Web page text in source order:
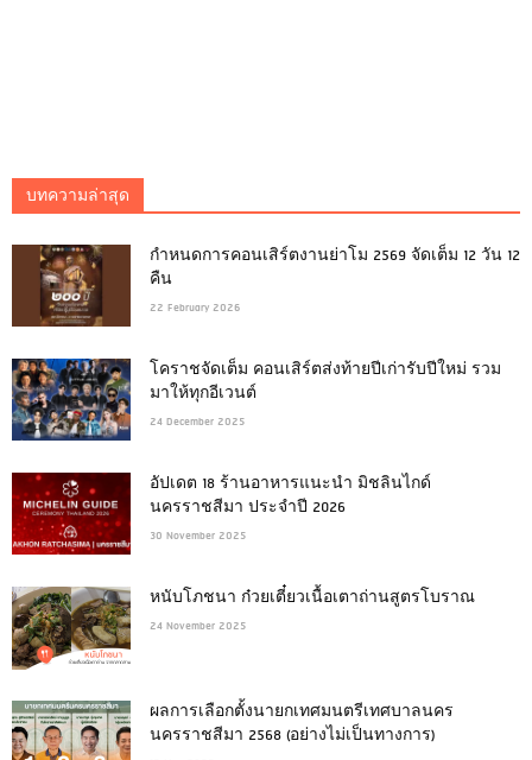
บทความล่าสุด
กำหนดการคอนเสิร์ตงานย่าโม 2569 จัดเต็ม 12 วัน 12
คืน
22 February 2026
โคราชจัดเต็ม คอนเสิร์ตส่งท้ายปีเก่ารับปีใหม่ รวม
มาให้ทุกอีเวนต์
24 December 2025
อัปเดต 18 ร้านอาหารแนะนำ มิชลินไกด์
นครราชสีมา ประจำปี 2026
30 November 2025
หนับโภชนา ก๋วยเตี๋ยวเนื้อเตาถ่านสูตรโบราณ
24 November 2025
ผลการเลือกตั้งนายกเทศมนตรีเทศบาลนคร
นครราชสีมา 2568 (อย่างไม่เป็นทางการ)